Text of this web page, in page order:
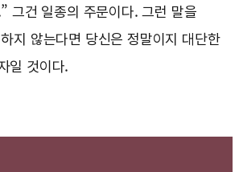
그건 일종의 주문이다. 그런 말을
지 않는다면 당신은 정말이지 대단한
일 것이다.